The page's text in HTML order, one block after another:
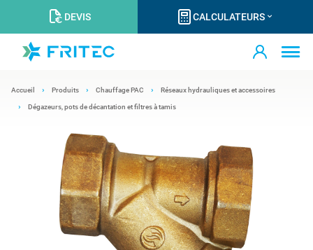
DEVIS CALCULATEURS
Accueil Produits Chauffage PAC Réseaux hydrauliques et accessoires
Dégazeurs, pots de décantation et filtres à tamis